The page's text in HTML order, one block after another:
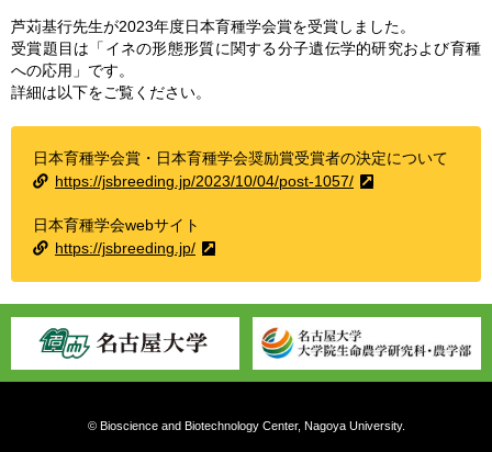
芦苅基行先生が2023年度日本育種学会賞を受賞しました。
受賞題目は「イネの形態形質に関する分⼦遺伝学的研究および育種
への応⽤」です。
詳細は以下をご覧ください。
日本育種学会賞・日本育種学会奨励賞受賞者の決定について
https://jsbreeding.jp/2023/10/04/post-1057/
日本育種学会webサイト
https://jsbreeding.jp/
© Bioscience and Biotechnology Center, Nagoya University.